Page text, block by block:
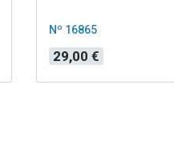
Nº 16865
Precio
29,00 €